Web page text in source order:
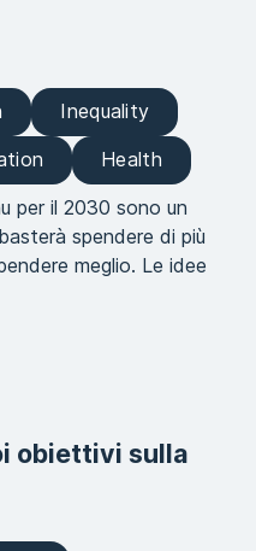
Inequality
Health
per il 2030 sono un
spendere di più
meglio. Le idee
obiettivi sulla